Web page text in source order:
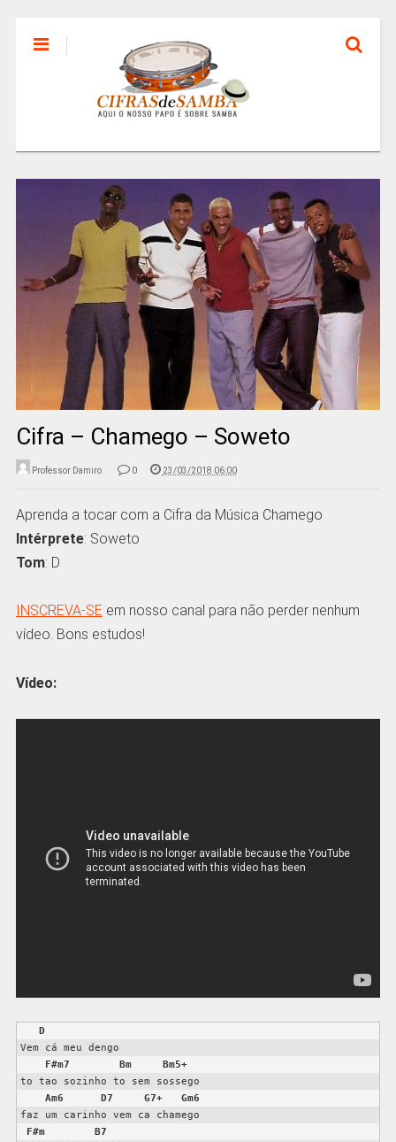
Cifra – Chamego – Soweto
Professor Damiro 0 23/03/2018 06:00
Aprenda a tocar com a Cifra da Música Chamego
Intérprete: Soweto
Tom: D
INSCREVA-SE em nosso canal para não perder nenhum
vídeo. Bons estudos!
Vídeo:
D
Vem cá meu dengo
F#m7
Bm
Bm5+
to tao sozinho to sem sossego
Am6
D7 G7+
Gm6
faz um carinho vem ca chamego
F#m
B7